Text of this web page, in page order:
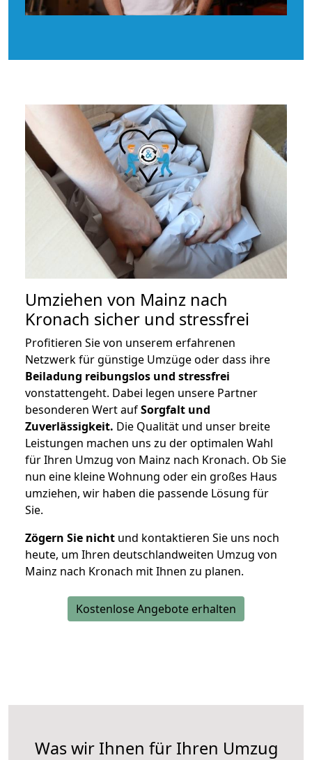
Umziehen von Mainz nach
Kronach sicher und stressfrei
Profitieren Sie von unserem erfahrenen
Netzwerk für günstige Umzüge oder dass ihre
Beiladung reibungslos und stressfrei
vonstattengeht. Dabei legen unsere Partner
besonderen Wert aufSorgfalt und
Zuverlässigkeit. Die Qualität und unser breite
Leistungen machen uns zu der optimalen Wahl
für Ihren Umzug von Mainz nach Kronach. Ob Sie
nun eine kleine Wohnung oder ein großes Haus
umziehen, wir haben die passende Lösung für
Sie.
Zögern Sie nicht und kontaktieren Sie uns noch
heute, um Ihren deutschlandweiten Umzug von
Mainz nach Kronach mit Ihnen zu planen.
Kostenlose Angebote erhalten
Was wir Ihnen für Ihren Umzug